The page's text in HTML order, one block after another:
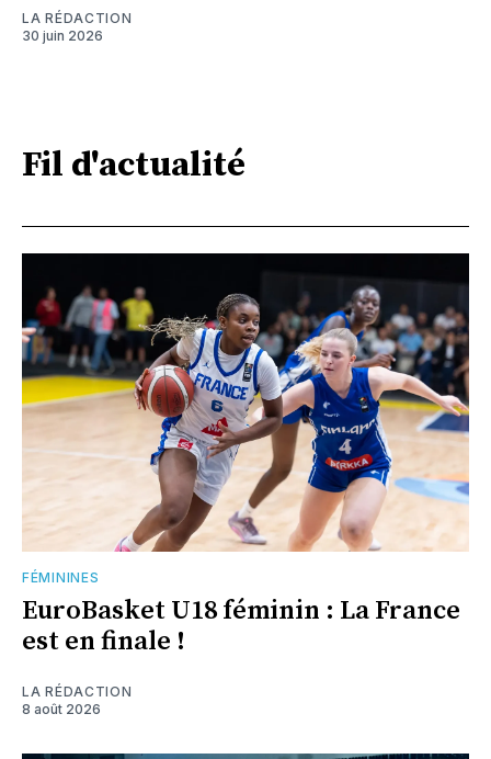
LA RÉDACTION
30 juin 2026
Fil d'actualité
FÉMININES
EuroBasket U18 féminin : La France
est en finale !
LA RÉDACTION
8 août 2026